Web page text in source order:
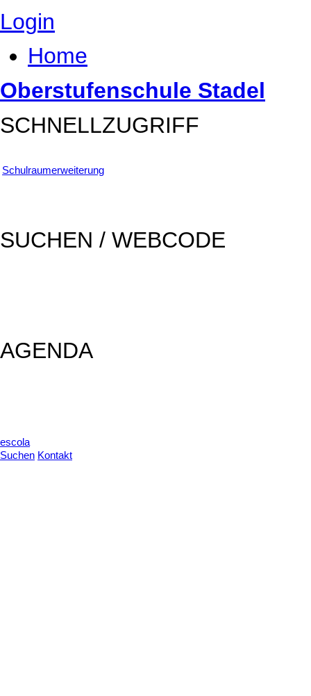
Login
Home
Oberstufenschule Stadel
SCHNELLZUGRIFF
Schulraumerweiterung
SUCHEN / WEBCODE
AGENDA
escola
Suchen Kontakt